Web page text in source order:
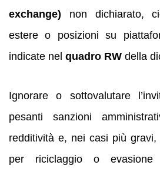
exchange) non dichiarato,
estere o posizioni su
indicate nel quadro RW della
Ignorare o sottovalutare
pesanti sanzioni
redditività e, nei casi più gravi,
per riciclaggio o